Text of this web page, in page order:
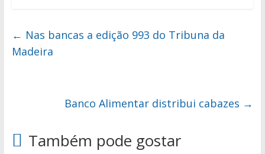
← Nas bancas a edição 993 do Tribuna da
Madeira
Banco Alimentar distribui cabazes →
Também pode gostar